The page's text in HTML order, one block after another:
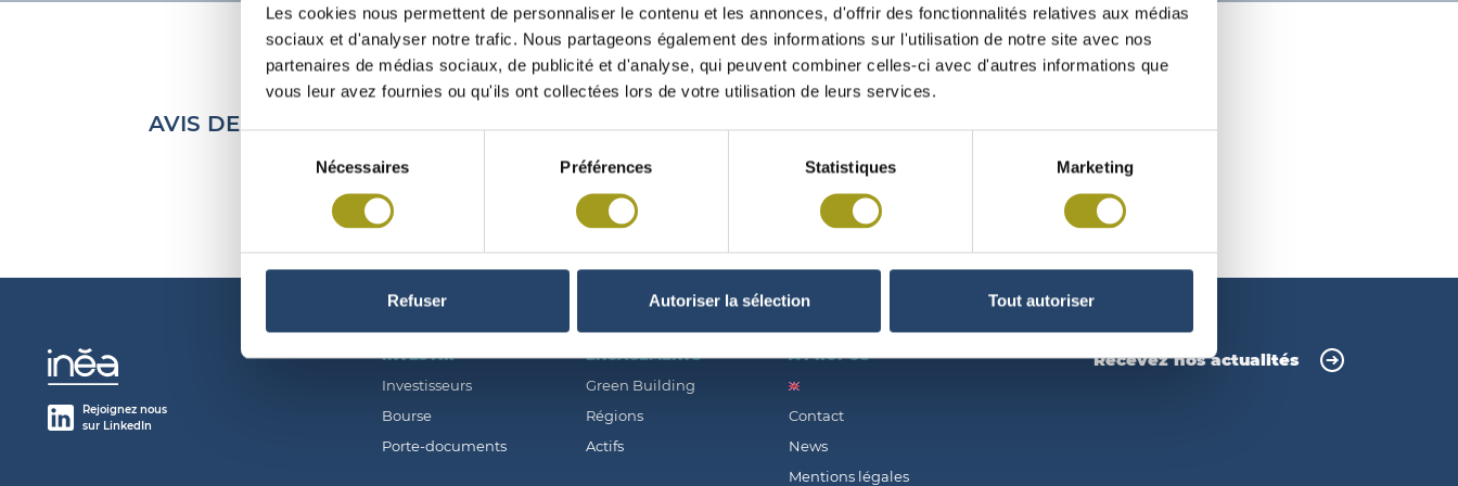
Les cookies nous permettent de personnaliser le contenu et les annonces, d'offrir des fonctionnalités relatives aux médias
sociaux et d'analyser notre trafic. Nous partageons également des informations sur l'utilisation de notre site avec nos
partenaires de médias sociaux, de publicité et d'analyse, qui peuvent combiner celles-ci avec d'autres informations que
vous leur avez fournies ou qu'ils ont collectées lors de votre utilisation de leurs services.
consentement
Nécessaires Préférences Statistiques Marketing
Refuser Autoriser la sélection Tout autoriser
AVIS DE RÉUNION DE L’ASSEMBLÉE GÉNÉRALE MIXTE DU 11/05/2012
Rejoignez nous
sur LinkedIn
INVESTIR
Investisseurs
Bourse
Porte-documents
ENGAGEMENTS
Green Building
Régions
Actifs
À PROPOS
Contact
News
Mentions légales
Recevez nos actualités